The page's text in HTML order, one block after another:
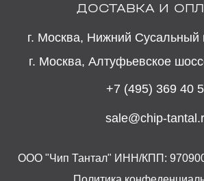
ДОСТАВКА И
г. Москва, Нижний Сусальный
г. Москва, Алтуфьевское
+7 (495) 369 40
sale@chip-
ООО "Чип Тантал" ИНН/КПП: